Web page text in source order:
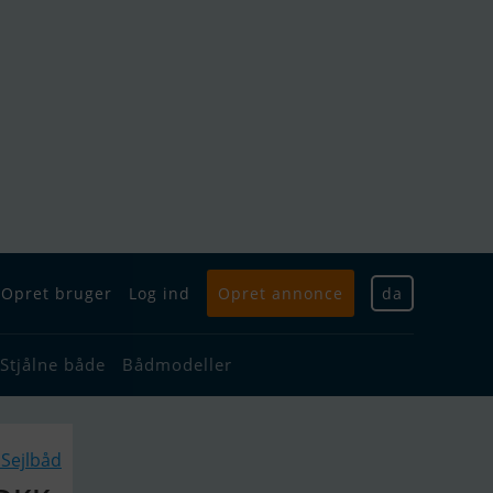
Opret bruger Log ind Opret annonce da
Stjålne både Bådmodeller
Sejlbåd